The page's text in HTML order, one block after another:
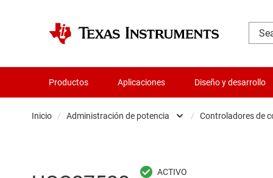
Productos Aplicaciones Diseño y desarrollo
Inicio / Administración de potencia
Aislamiento
/ Controladores de